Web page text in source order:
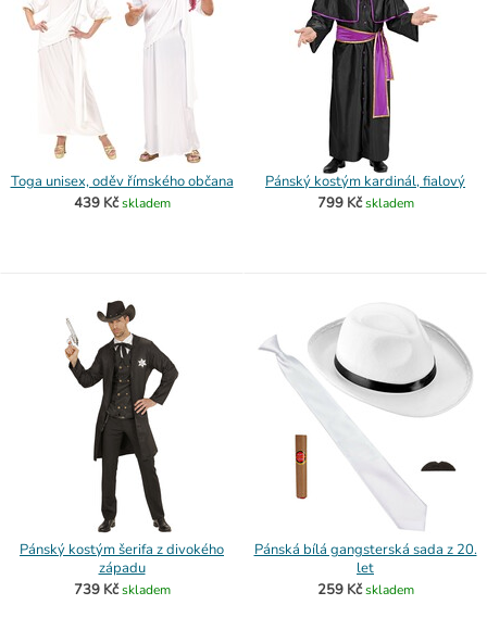
Toga unisex, oděv římského občana
439 Kč skladem
Pánský kostým kardinál, fialový
799 Kč skladem
Pánský kostým šerifa z divokého
západu
739 Kč skladem
Pánská bílá gangsterská sada z 20.
let
259 Kč skladem